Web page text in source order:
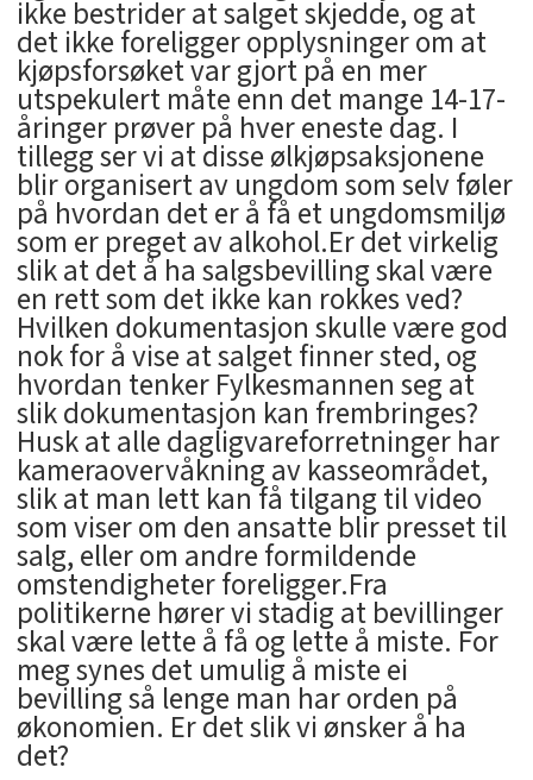
ikke bestrider at salget skjedde, og at
det ikke foreligger opplysninger om at
kjøpsforsøket var gjort på en mer
utspekulert måte enn det mange 14-17-
åringer prøver på hver eneste dag. I
tillegg ser vi at disse ølkjøpsaksjonene
blir organisert av ungdom som selv føler
på hvordan det er å få et ungdomsmiljø
som er preget av alkohol.Er det virkelig
slik at det å ha salgsbevilling skal være
en rett som det ikke kan rokkes ved?
Hvilken dokumentasjon skulle være god
nok for å vise at salget finner sted, og
hvordan tenker Fylkesmannen seg at
slik dokumentasjon kan frembringes?
Husk at alle dagligvareforretninger har
kameraovervåkning av kasseområdet,
slik at man lett kan få tilgang til video
som viser om den ansatte blir presset til
salg, eller om andre formildende
omstendigheter foreligger.Fra
politikerne hører vi stadig at bevillinger
skal være lette å få og lette å miste. For
meg synes det umulig å miste ei
bevilling så lenge man har orden på
økonomien. Er det slik vi ønsker å ha
det?